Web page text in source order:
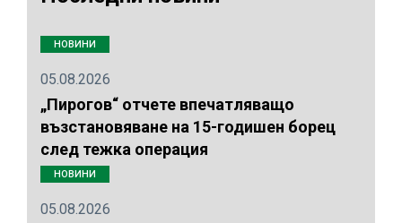
НОВИНИ
05.08.2026
„Пирогов“ отчете впечатляващо
възстановяване на 15-годишен борец
след тежка операция
НОВИНИ
05.08.2026